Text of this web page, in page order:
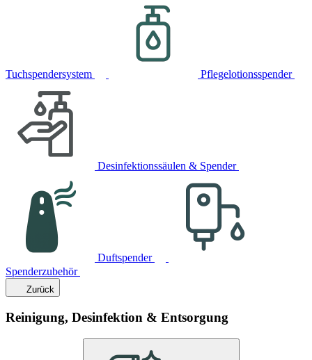
Tuchspendersystem Pflegelotionsspender
Desinfektionssäulen & Spender
Duftspender
Spenderzubehör
Zurück
Reinigung, Desinfektion & Entsorgung